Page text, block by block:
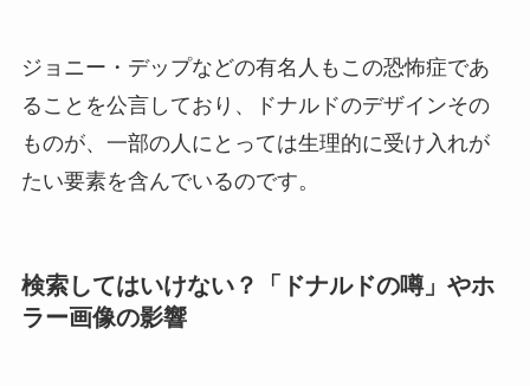
ジョニー・デップなどの有名人もこの恐怖症であ
ることを公言しており、ドナルドのデザインその
ものが、一部の人にとっては生理的に受け入れが
たい要素を含んでいるのです。
検索してはいけない？「ドナルドの噂」やホ
ラー画像の影響